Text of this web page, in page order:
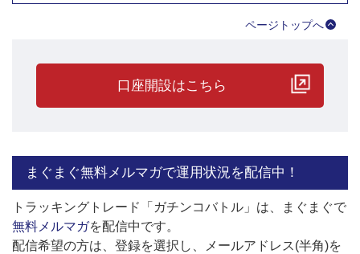
ページトップへ
口座開設はこちら
まぐまぐ無料メルマガで運用状況を配信中！
トラッキングトレード「ガチンコバトル」は、まぐまぐで
無料メルマガを配信中です。
配信希望の方は、登録を選択し、メールアドレス(半角)を